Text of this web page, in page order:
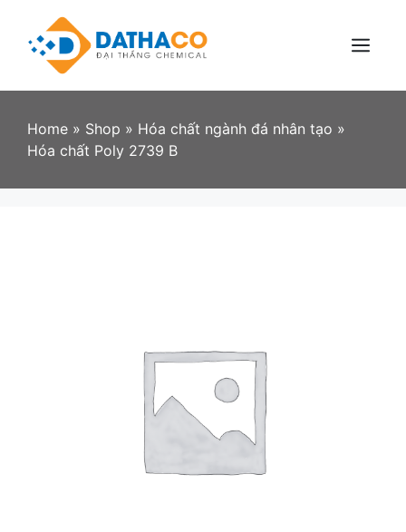
content
Menu
Home » Shop » Hóa chất ngành đá nhân tạo »
Hóa chất Poly 2739 B